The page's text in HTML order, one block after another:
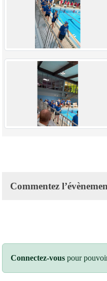
Commentez
Connectez-vous pour